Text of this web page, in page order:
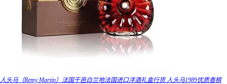
人头马（Remy Martin）法国干邑白兰地法国进口洋酒礼盒行货 人头马1989优质香槟